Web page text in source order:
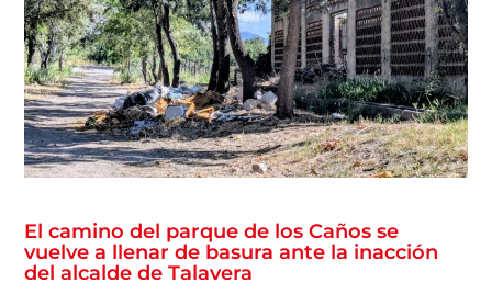
El camino del parque de los Caños se
vuelve a llenar de basura ante la inacción
del alcalde de Talavera